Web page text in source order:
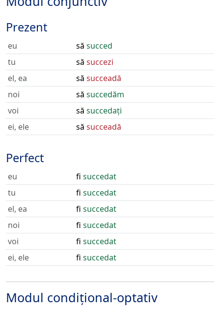
Prezent
eu să succed
tu
să succezi
el, ea
să succeadă
noi
să succedăm
voi
să succedați
ei, ele
să succeadă
Perfect
eu fi succedat
tu
fi succedat
el, ea
fi succedat
noi
fi succedat
voi
fi succedat
ei, ele
fi succedat
Modul condițional-optativ